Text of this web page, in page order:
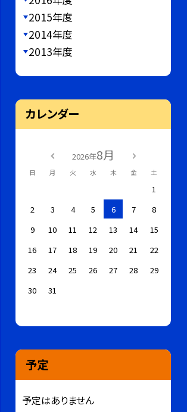
2015年度
2014年度
2013年度
カレンダー
2026年8月
日 月 火 水 木 金 土
1
2
3 4 5 6 7
8
9
10 11 12 13 14
15
16
17 18 19 20 21
22
23
24 25 26 27 28
29
30
31
予定
予定はありません